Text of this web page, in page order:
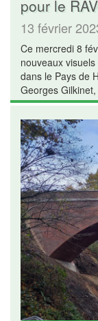
pour le
13 février
Ce mercredi 8
nouveaux
dans le Pays de
Georges